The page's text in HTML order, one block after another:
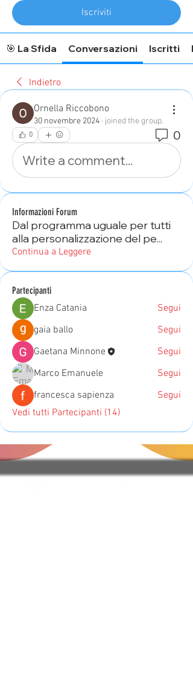
Iscriviti
🎯 La Sfida Conversazioni Iscritti
Indietro
Ornella Riccobono
30 novembre 2024 · joined the group.
0 0
Write a comment...
Informazioni Forum
Dal programma uguale per tutti
alla personalizzazione del pe...
Continua a Leggere
Partecipanti
Enza Catania
Segui
gaia ballo
Segui
Gaetana Minnone
Segui
Marco Emanuele
Segui
francesca sapienza
Segui
Vedi tutti Partecipanti (14)